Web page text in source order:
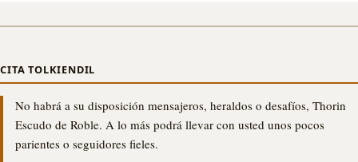
CITA TOLKIENDIL
No habrá a su disposición mensajeros, heraldos o desafíos, Thorin
Escudo de Roble. A lo más podrá llevar con usted unos pocos
parientes o seguidores fieles.